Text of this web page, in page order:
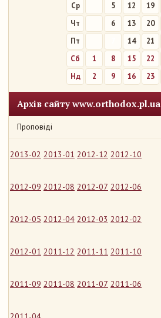
Ср
5 12 19
Чт
6 13 20
Пт
14 21
Сб
1 8 15 22
Нд
2 9 16 23
Архів сайту www.orthodox.pl.ua
Проповіді
2013-02 2013-01 2012-12 2012-10
2012-09 2012-08 2012-07 2012-06
2012-05 2012-04 2012-03 2012-02
2012-01 2011-12 2011-11 2011-10
2011-09 2011-08 2011-07 2011-06